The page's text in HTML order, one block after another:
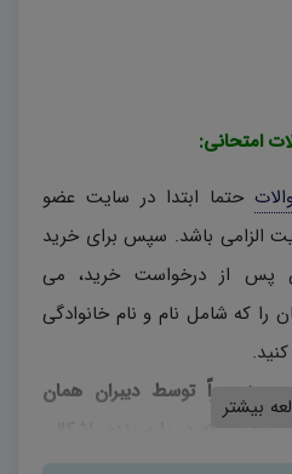
امتحانی:
حتما ابتدا در سایت عضو
الزامی باشد. سپس برای خرید
پس از درخواست خرید، می
را که شامل نام و نام خانوادگی
، منحصراً توسط دیبران همان
بیشتر